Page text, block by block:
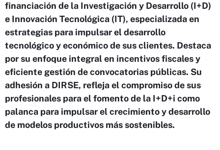
financiación de la Investigación y Desarrollo (I+D)
e Innovación Tecnológica (IT), especializada en
estrategias para impulsar el desarrollo
tecnológico y económico de sus clientes. Destaca
por su enfoque integral en incentivos fiscales y
eficiente gestión de convocatorias públicas. Su
adhesión a DIRSE, refleja el compromiso de sus
profesionales para el fomento de la I+D+i como
palanca para impulsar el crecimiento y desarrollo
de modelos productivos más sostenibles.